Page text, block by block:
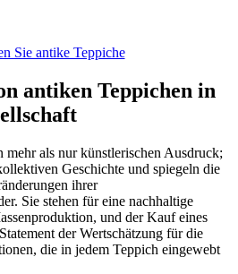
Sie antike Teppiche
antiken Teppichen in
als nur künstlerischen Ausdruck;
Geschichte und spiegeln die
ihrer
Sie stehen für eine nachhaltige
und der Kauf eines
der Wertschätzung für die
die in jedem Teppich eingewebt